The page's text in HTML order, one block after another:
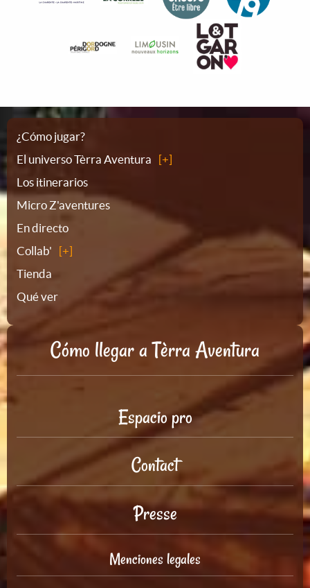
Plano
del
sitio
¿Cómo jugar?
El universo Tèrra Aventura
Los itinerarios
Micro Z'aventures
En directo
Collab'
Tienda
Qué ver
Cómo llegar a Tèrra Aventura
Espacio pro
Contact
Presse
Menciones legales